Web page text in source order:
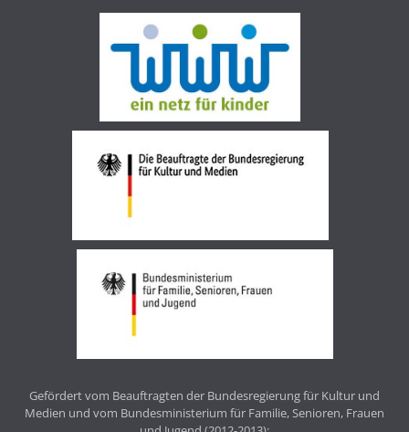
Gefördert vom Beauftragten der Bundesregierung für Kultur und
Medien und vom Bundesministerium für Familie, Senioren, Frauen